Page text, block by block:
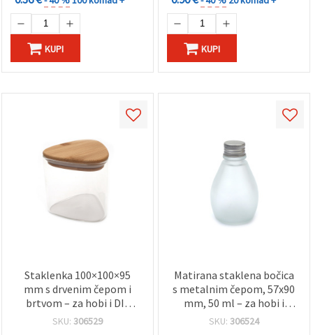
KUPI KUPI
Staklenka 100×100×95
mm s drvenim čepom i
brtvom – za hobi i DIY
dekoracije
SKU: 306529
Matirana staklena bočica
s metalnim čepom, 57x90
mm, 50 ml – za hobi i
kreativne projekte
SKU: 306524